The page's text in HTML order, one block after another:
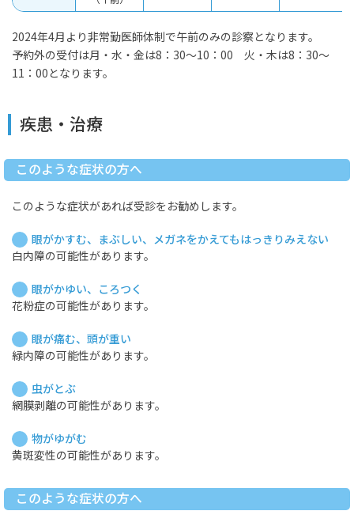
2024年4月より非常勤医師体制で午前のみの診察となります。
予約外の受付は月・水・金は8：30～10：00 火・木は8：30～
11：00となります。
疾患・治療
このような症状の方へ
このような症状があれば受診をお勧めします。
眼がかすむ、まぶしい、メガネをかえてもはっきりみえない
白内障の可能性があります。
眼がかゆい、ころつく
花粉症の可能性があります。
眼が痛む、頭が重い
緑内障の可能性があります。
虫がとぶ
網膜剥離の可能性があります。
物がゆがむ
黄斑変性の可能性があります。
このような症状の方へ